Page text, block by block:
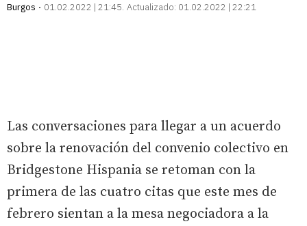
Burgos
01.02.2022 | 21:45 Actualizado: 01.02.2022 | 22:21
Las conversaciones para llegar a un acuerdo
sobre la renovación del convenio colectivo en
Bridgestone Hispania se retoman con la
primera de las cuatro citas que este mes de
febrero sientan a la mesa negociadora a la